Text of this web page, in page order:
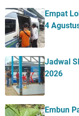
Empat
4
Jadwal
2026
Embun